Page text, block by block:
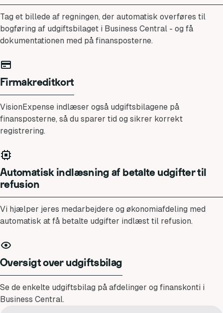
Tag et billede af regningen, der automatisk overføres til
bogføring af udgiftsbilaget i Business Central - og få
dokumentationen med på finansposterne.
Firmakreditkort
VisionExpense indlæser også udgiftsbilagene på
finansposterne, så du sparer tid og sikrer korrekt
registrering.
Automatisk indlæsning af betalte udgifter til
refusion
Vi hjælper jeres medarbejdere og økonomiafdeling med
automatisk at få betalte udgifter indlæst til refusion.
Oversigt over udgiftsbilag
Se de enkelte udgiftsbilag på afdelinger og finanskonti i
Business Central.